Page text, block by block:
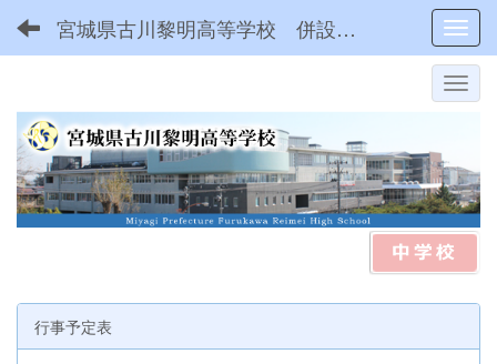
宮城県古川黎明高等学校 併設型中高一貫
行事予定表